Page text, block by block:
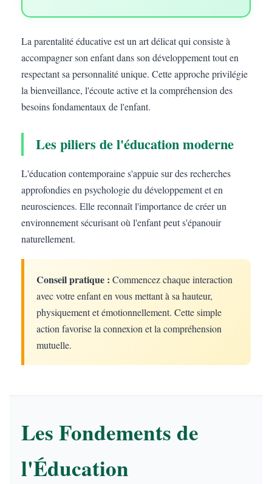
La parentalité éducative est un art délicat qui consiste à
accompagner son enfant dans son développement tout en
respectant sa personnalité unique. Cette approche privilégie
la bienveillance, l'écoute active et la compréhension des
besoins fondamentaux de l'enfant.
Les piliers de l'éducation moderne
L'éducation contemporaine s'appuie sur des recherches
approfondies en psychologie du développement et en
neurosciences. Elle reconnaît l'importance de créer un
environnement sécurisant où l'enfant peut s'épanouir
naturellement.
Conseil pratique : Commencez chaque interaction
avec votre enfant en vous mettant à sa hauteur,
physiquement et émotionnellement. Cette simple
action favorise la connexion et la compréhension
mutuelle.
Les Fondements de
l'Éducation